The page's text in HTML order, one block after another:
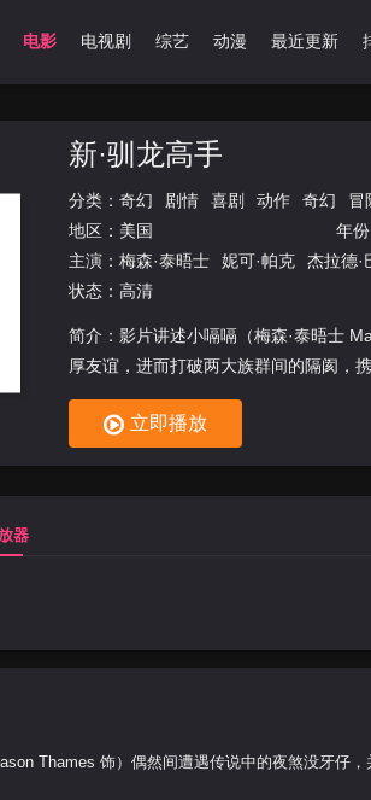
电影 电视剧 综艺 动漫 最近更新
新·驯龙高手
分类： 奇幻 剧情 喜剧 动作 奇幻
冒
地区： 美国 年份
主演： 梅森·泰晤士 妮可·帕克 杰拉德·
状态：高清
简介：影片讲述小嗝嗝（梅森·泰晤士
厚友谊，进而打破两大族群间的隔阂，
立即播放
器
Thames 饰）偶然间遭遇传说中的夜煞没牙仔